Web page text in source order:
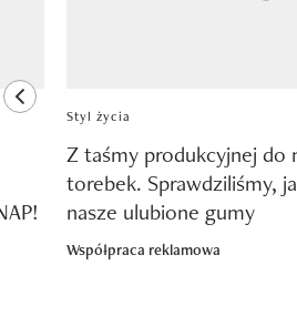
previous element
Styl życia
Z taśmy produkcyjnej do
torebek. Sprawdziliśmy,
nasze ulubione gumy
Współpraca reklamowa